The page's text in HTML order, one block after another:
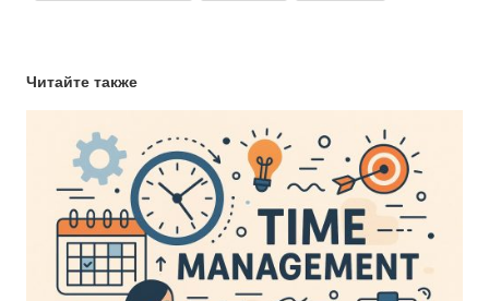
Читайте также